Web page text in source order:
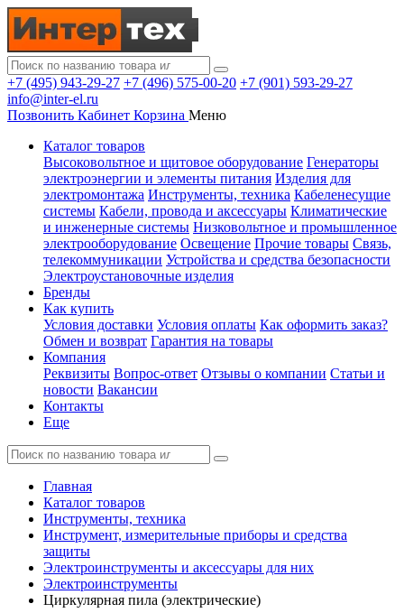
+7 (495) 943-29-27 +7 (496) 575-00-20 +7 (901) 593-29-27
info@inter-el.ru
Позвонить Кабинет Корзина Меню
Каталог товаров
Высоковольтное и щитовое оборудование Генераторы
электроэнергии и элементы питания Изделия для
электромонтажа Инструменты, техника Кабеленесущие
системы Кабели, провода и аксессуары Климатические
и инженерные системы Низковольтное и промышленное
электрооборудование Освещение Прочие товары Связь,
телекоммуникации Устройства и средства безопасности
Электроустановочные изделия
Бренды
Как купить
Условия доставки Условия оплаты Как оформить заказ?
Обмен и возврат Гарантия на товары
Компания
Реквизиты Вопрос-ответ Отзывы о компании Статьи и
новости Вакансии
Контакты
Еще
Главная
Каталог товаров
Инструменты, техника
Инструмент, измерительные приборы и средства
защиты
Электроинструменты и аксессуары для них
Электроинструменты
Циркулярная пила (электрические)